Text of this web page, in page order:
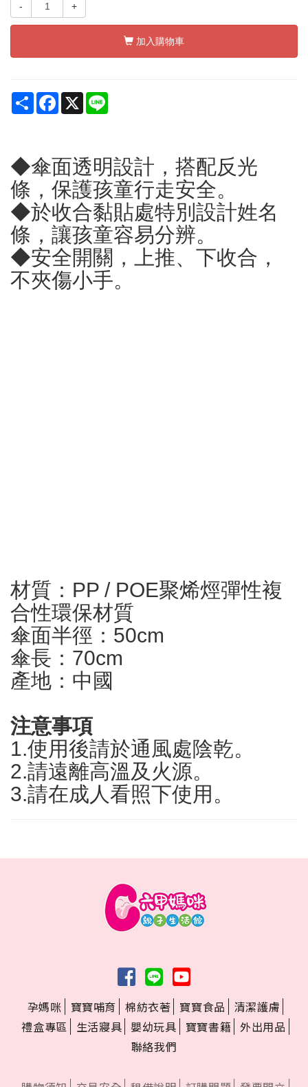
-
+
加入購物車
Share Facebook
X
◆傘面透明設計，搭配反光
條，保護孩童行走安全。
◆於收合黏貼處特別設計姓名
條，讓孩童容易分辨。
◆安全開關，上推、下收合，
不夾傷小手。
材質：PP / POE聚烯烴彈性複
合性環保材質
傘面半徑：50cm
傘長：70cm
產地：中國
注意事項
1.使用後請於通風處陰乾。
2.請遠離高溫及火源。
3.請在成人看照下使用。
孕媽咪 寶寶哺育 棉紡衣著 寶寶食品
清潔護膚
禮盒專區
生活寢具 嬰幼玩具 寶寶書籍 外出用品
聯絡我們